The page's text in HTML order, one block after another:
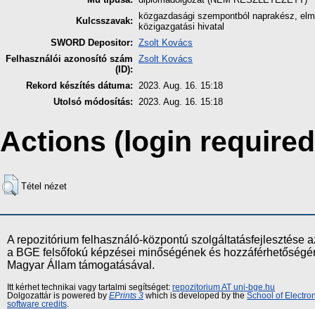
Kulcsszavak:
közgazdasági szempontból naprakész,
közigazgatási hivatal
SWORD Depositor: Zsolt Kovács
Felhasználói azonosító szám
(ID):
Zsolt Kovács
Rekord készítés dátuma: 2023. Aug. 16. 15:18
Utolsó módosítás: 2023. Aug. 16. 15:18
Actions (login
Tétel nézet
A repozitórium felhasználó-központú szolgáltatásfejlesztése
a BGE felsőfokú képzései minőségének és
Magyar Állam támogatásával.
Itt kérhet technikai vagy tartalmi segítséget: repozitorium AT uni-bge.hu
Dolgozattár is powered by EPrints 3 which is developed by the School of
software credits